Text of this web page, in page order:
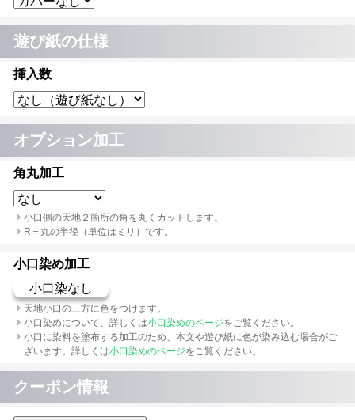
遊び紙の仕様
挿入数
オプション加工
角丸加工
小口側の天地２箇所の角を丸くカットします。
R＝丸の半径（単位はミリ）です。
小口染め加工
小口染なし
天地小口の三方に色をつけます。
小口染めについて、詳しくは小口染めのページをご覧ください。
小口に染料を塗布する加工のため、本文や遊び紙に色が染み込む場合がご
ざいます。詳しくは小口染めのページをご覧ください。
クーポン情報